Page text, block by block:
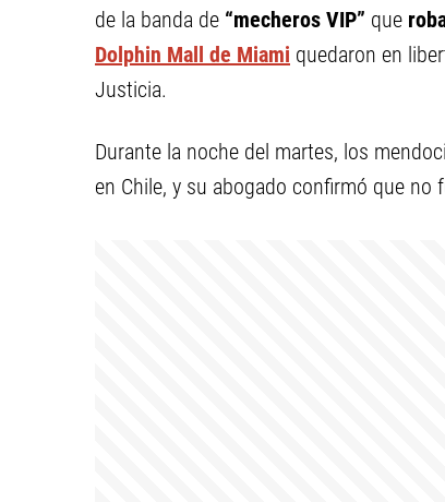
de la banda de “mecheros VIP” que
Dolphin Mall de Miami quedaron en
Justicia.
Durante la noche del martes, los
en Chile, y su abogado confirmó que